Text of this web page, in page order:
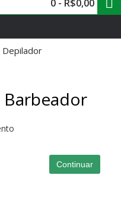
0 - R$0,00
Barbeador
Continuar